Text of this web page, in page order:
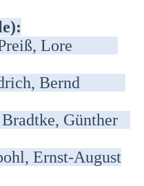
Lore
Bernd
Günther
Ernst-August